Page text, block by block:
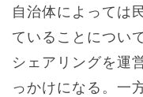
自治体によっては
ていることについ
シェアリングを運
っかけになる。一